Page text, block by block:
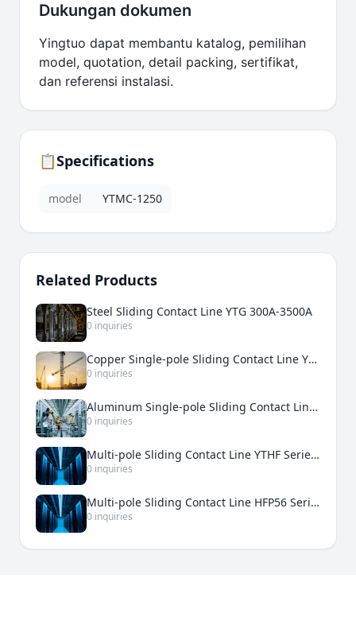
Dukungan dokumen
Yingtuo dapat membantu katalog, pemilihan
model, quotation, detail packing, sertifikat,
dan referensi instalasi.
📋Specifications
model YTMC-1250
Related Products
Steel Sliding Contact Line YTG 300A-3500A
0 inquiries
Copper Single-pole Sliding Contact Line YTDT 500A-5000A
0 inquiries
Aluminum Single-pole Sliding Contact Line YTDH 200A-3000A
0 inquiries
Multi-pole Sliding Contact Line YTHF Series 50A-210A
0 inquiries
Multi-pole Sliding Contact Line HFP56 Series 50A-240A
0 inquiries